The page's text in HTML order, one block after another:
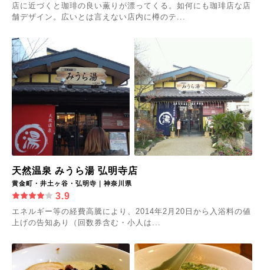
店に近づくと珈琲の良い薫りが漂ってくる。如何にも珈琲店な店
舗デザイン。広いとは言えない店内に樽のテ...
天然温泉 みうら湯 弘明寺店
黄金町・井土ヶ谷・弘明寺｜神奈川県
3.9
エネルギー等の経費高騰により、2014年2月20日から入浴料の値
上げの告知あり（回数券含む・小人は...